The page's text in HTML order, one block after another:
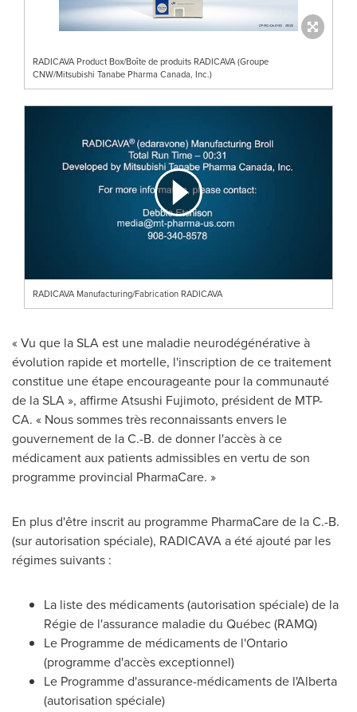
RADICAVA Product Box/Boîte de produits RADICAVA (Groupe
CNW/Mitsubishi Tanabe Pharma Canada, Inc.)
RADICAVA Manufacturing/Fabrication RADICAVA
« Vu que la SLA est une maladie neurodégénérative à
évolution rapide et mortelle, l'inscription de ce traitement
constitue une étape encourageante pour la communauté
de la SLA », affirmeAtsushi Fujimoto, président de MTP-
CA. « Nous sommes très reconnaissants envers le
gouvernement de la C.-B. de donner l'accès à ce
médicament aux patients admissibles en vertu de son
programme provincial PharmaCare. »
En plus d'être inscrit au programme PharmaCare de la C.-B.
(sur autorisation spéciale), RADICAVA a été ajouté par les
régimes suivants :
La liste des médicaments (autorisation spéciale) de la
Régie de l'assurance maladie du Québec (RAMQ)
Le Programme de médicaments de l'Ontario
(programme d'accès exceptionnel)
Le Programme d'assurance-médicaments de l'Alberta
(autorisation spéciale)